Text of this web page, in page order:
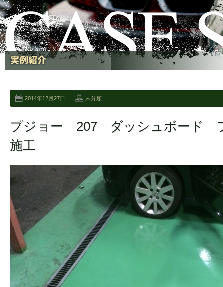
2014年12月27日 未分類
プジョー 207 ダッシュボード
施工